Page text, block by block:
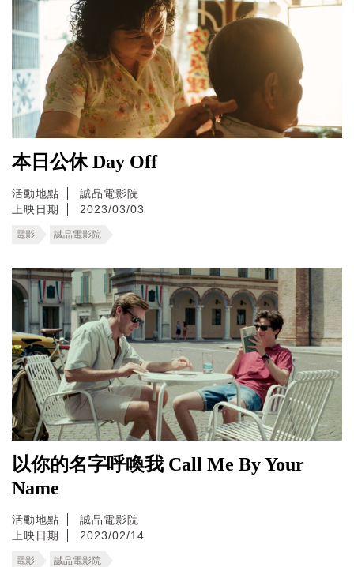
本日公休 Day Off
活動地點
誠品電影院
上映日期
2023/03/03
電影 誠品電影院
以你的名字呼喚我 Call Me By Your
Name
活動地點
誠品電影院
上映日期
2023/02/14
電影 誠品電影院